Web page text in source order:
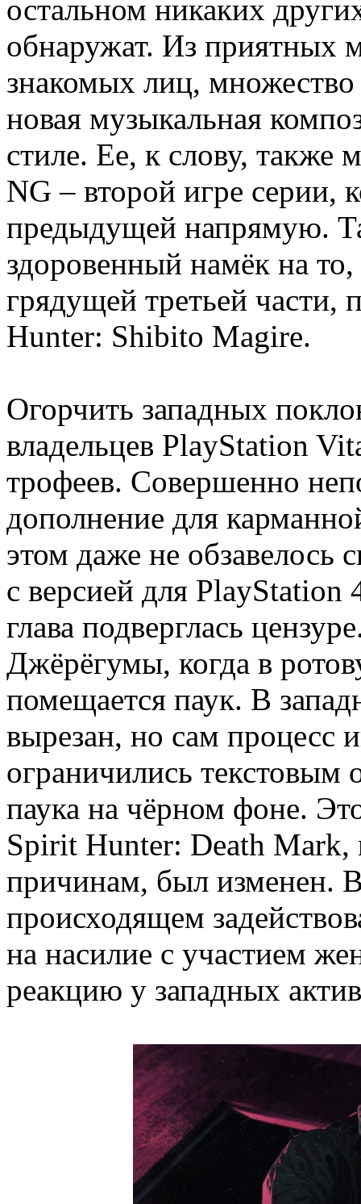
остальном никаких
обнаружат. Из приятных
знакомых лиц,
новая музыкальная
стиле. Ее, к слову,
NG – второй игре серии,
предыдущей напрямую.
здоровенный намёк на то,
грядущей третьей части,
Hunter: Shibito Magire.
Огорчить западных
владельцев PlayStation
трофеев. Совершенно
дополнение для
этом даже не обзавелось
с версией для
глава подверглась
Джёрёгумы, когда в
помещается паук. В
вырезан, но сам процесс
ограничились
паука на чёрном фоне.
Spirit Hunter: Death Mark,
причинам, был изменен.
происходящем
на насилие с участием
реакцию у западных